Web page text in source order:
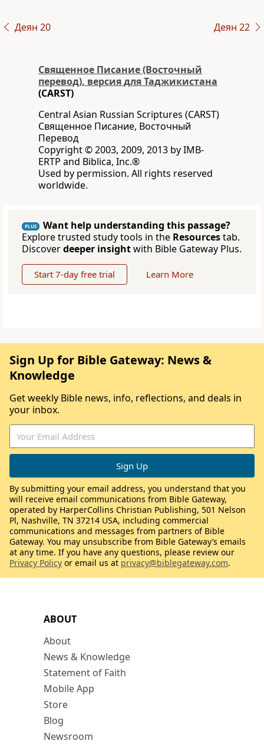
Деян 20 Деян 22
Священное Писание (Восточный
перевод), версия для Таджикистана
(CARST)
Central Asian Russian Scriptures (CARST)
Священное Писание, Восточный
Перевод
Copyright © 2003, 2009, 2013 by IMB-
ERTP and Biblica, Inc.®
Used by permission. All rights reserved
worldwide.
PLUS
Want help understanding this passage?
Explore trusted study tools in the Resourcestab.
Discoverdeeper insightwith Bible Gateway Plus.
Start 7-day free trial Learn More
ABOUT
About
News & Knowledge
Statement of Faith
Mobile App
Store
Blog
Newsroom
Sign Up for Bible Gateway: News &
Knowledge
Get weekly Bible news, info, reflections, and deals in
your inbox.
By submitting your email address, you understand that you
will receive email communications from Bible Gateway,
operated by HarperCollins Christian Publishing, 501 Nelson
Pl, Nashville, TN 37214 USA, including commercial
communications and messages from partners of Bible
Gateway. You may unsubscribe from Bible Gateway’s emails
at any time. If you have any questions, please review our
Privacy Policy or email us at privacy@biblegateway.com.